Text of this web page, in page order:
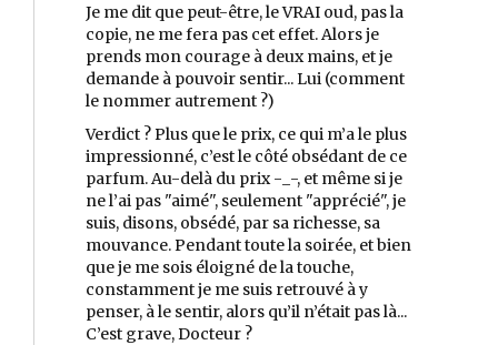
Je me dit que peut-être, le VRAI oud, pas la
copie, ne me fera pas cet effet. Alors je
prends mon courage à deux mains, et je
demande à pouvoir sentir... Lui (comment
le nommer autrement ?)
Verdict ? Plus que le prix, ce qui m’a le plus
impressionné, c’est le côté obsédant de ce
parfum. Au-delà du prix -_-, et même si je
ne l’ai pas "aimé", seulement "apprécié", je
suis, disons, obsédé, par sa richesse, sa
mouvance. Pendant toute la soirée, et bien
que je me sois éloigné de la touche,
constamment je me suis retrouvé à y
penser, à le sentir, alors qu’il n’était pas là...
C’est grave, Docteur ?